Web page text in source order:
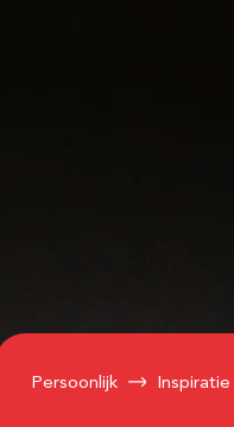
Persoonlijk Inspiratie